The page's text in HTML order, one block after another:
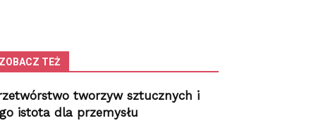
ZOBACZ TEŻ
tworzyw sztucznych i
istota dla przemysłu